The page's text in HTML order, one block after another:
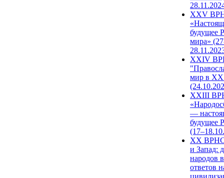
XXV
будущее
мира»
XXIV
мир в
XXIII
—
будущее
XX ВРНС
и Запад:
народов
ответов